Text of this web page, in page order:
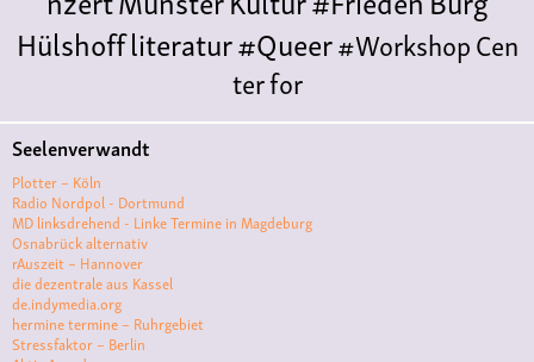
Hülshoffliteratur#Queer#WorkshopCen
ter for
LiteraturePolyamoriePolytreff#liveKonzert
Polyamorietreff
MonogamieCNM
ismuskunstantisemitismus
VKqueer#Demo
ve#film #kino #filmwerkstatt
Seelenverwandt
Plotter – Köln
Radio Nordpol - Dortmund
MD linksdrehend - Linke Termine in Magdeburg
Osnabrück alternativ
rAuszeit – Hannover
die dezentrale aus Kassel
de.indymedia.org
hermine termine – Ruhrgebiet
Stressfaktor – Berlin